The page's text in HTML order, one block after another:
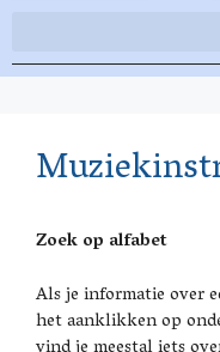
Zoek op alfabet
Als je informatie over
het aanklikken op